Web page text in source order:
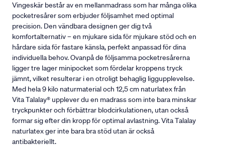
Vingeskär består av en mellanmadrass som har många olika
pocketresårer som erbjuder följsamhet med optimal
precision. Den vändbara designen ger dig två
komfortalternativ – en mjukare sida för mjukare stöd och en
hårdare sida för fastare känsla, perfekt anpassad för dina
individuella behov. Ovanpå de följsamma pocketresårerna
ligger tre lager minipocket som fördelar kroppens tryck
jämnt, vilket resulterar i en otroligt behaglig liggupplevelse.
Med hela 9 kilo naturmaterial och 12,5 cm naturlatex från
Vita Talalay® upplever du en madrass som inte bara minskar
tryckpunkter och förbättrar blodcirkulationen, utan också
formar sig efter din kropp för optimal avlastning. Vita Talalay
naturlatex ger inte bara bra stöd utan är också
antibakteriellt.